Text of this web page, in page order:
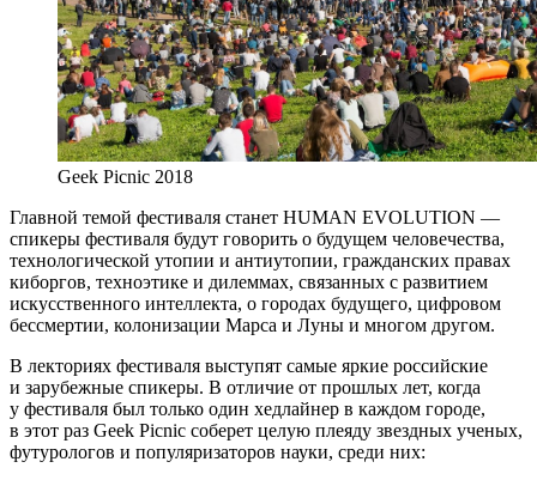
Geek Picnic 2018
Главной темой фестиваля станет HUMAN EVOLUTION —
спикеры фестиваля будут говорить о будущем человечества,
технологической утопии и антиутопии, гражданских правах
киборгов, техноэтике и дилеммах, связанных с развитием
искусственного интеллекта, о городах будущего, цифровом
бессмертии, колонизации Марса и Луны и многом другом.
В лекториях фестиваля выступят самые яркие российские
и зарубежные спикеры. В отличие от прошлых лет, когда
у фестиваля был только один хедлайнер в каждом городе,
в этот раз Geek Picnic соберет целую плеяду звездных ученых,
футурологов и популяризаторов науки, среди них: